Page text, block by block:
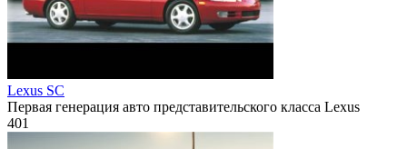
Lexus SC
Первая генерация авто представительского класса Lexus
401